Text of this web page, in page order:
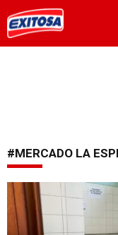
#MERCADO LA
Pese a informe de